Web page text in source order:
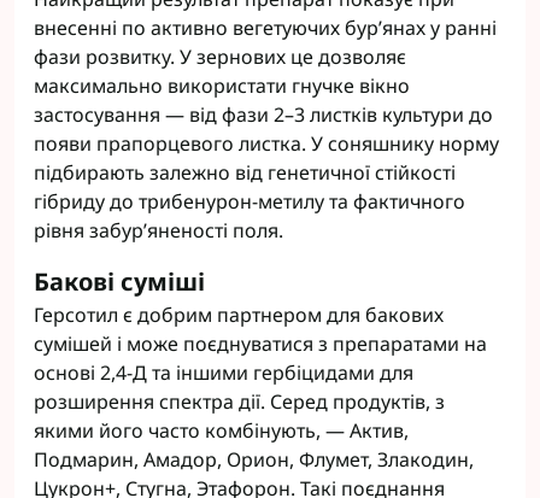
внесенні по активно вегетуючих бур’янах у ранні
фази розвитку. У зернових це дозволяє
максимально використати гнучке вікно
застосування — від фази 2–3 листків культури до
появи прапорцевого листка. У соняшнику норму
підбирають залежно від генетичної стійкості
гібриду до трибенурон-метилу та фактичного
рівня забур’яненості поля.
Бакові суміші
Герсотил є добрим партнером для бакових
сумішей і може поєднуватися з препаратами на
основі 2,4-Д та іншими гербіцидами для
розширення спектра дії. Серед продуктів, з
якими його часто комбінують, — Актив,
Подмарин, Амадор, Орион, Флумет, Злакодин,
Цукрон+, Стугна, Этафорон. Такі поєднання